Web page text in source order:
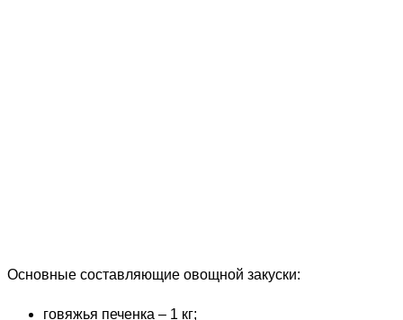
Основные составляющие овощной закуски:
говяжья печенка – 1 кг;